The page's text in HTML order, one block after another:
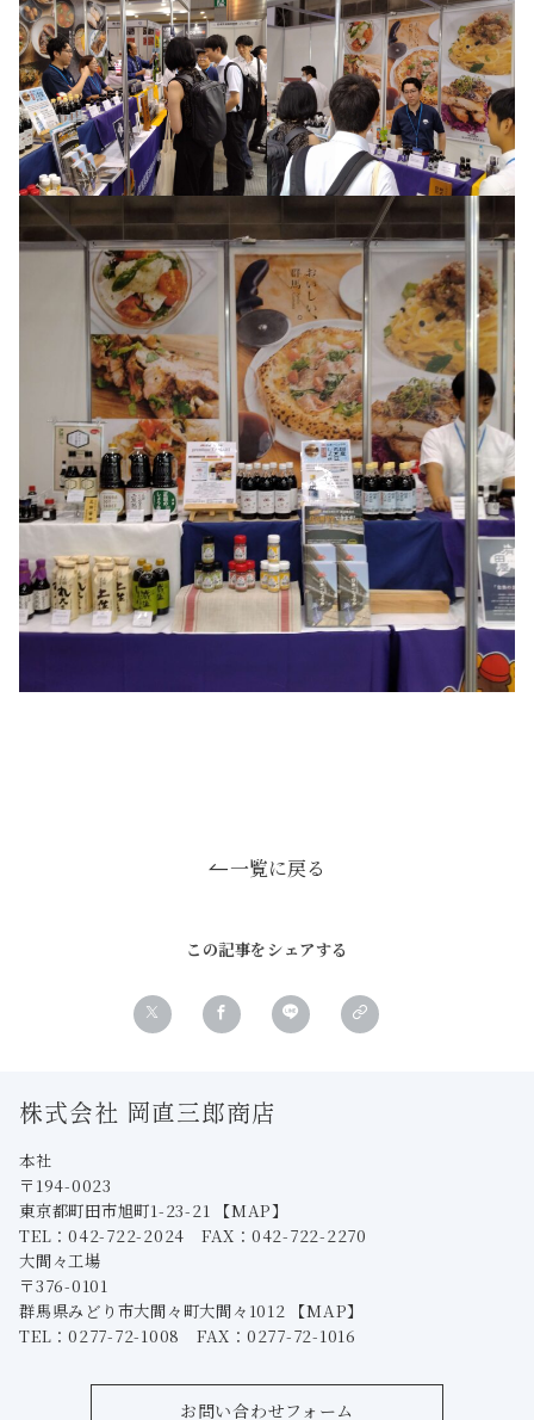
一覧に戻る
この記事をシェアする
株式会社 岡直三郎商店
本社
〒194-0023
東京都町田市旭町1-23-21
【MAP】
TEL：042-722-2024 FAX：042-722-2270
大間々工場
〒376-0101
群馬県みどり市大間々町大間々1012
【MAP】
TEL：0277-72-1008 FAX：0277-72-1016
お問い合わせフォーム